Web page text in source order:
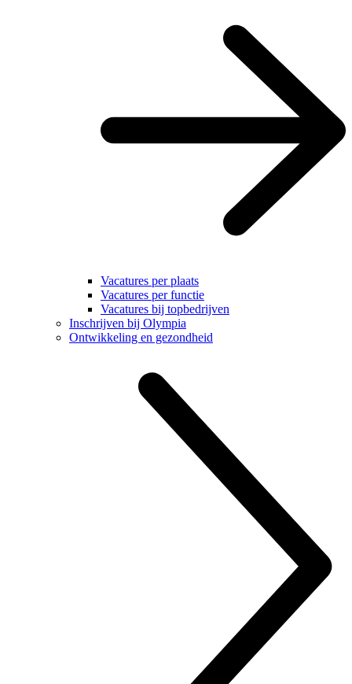
Vacatures per plaats
Vacatures per functie
Vacatures bij topbedrijven
Inschrijven bij Olympia
Ontwikkeling en gezondheid